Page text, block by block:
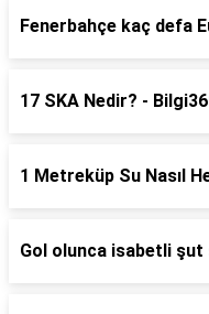
Fenerbahçe kaç defa
17 SKA Nedir? -
1 Metreküp Su Nasıl
Gol olunca isabetli şut